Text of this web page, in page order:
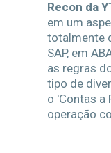
Recon da
em um
totalmente
SAP, em
as regras
tipo de
o 'Contas a
operação